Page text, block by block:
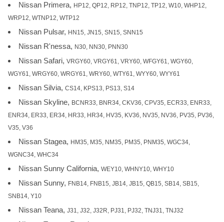
Nissan Primera, HP12, QP12, RP12, TNP12, TP12, W10, WHP12,
WRP12, WTNP12, WTP12
Nissan Pulsar, HN15, JN15, SN15, SNN15
Nissan R'nessa, N30, NN30, PNN30
Nissan Safari, VRGY60, VRGY61, VRY60, WFGY61, WGY60,
WGY61, WRGY60, WRGY61, WRY60, WTY61, WYY60, WYY61
Nissan Silvia, CS14, KPS13, PS13, S14
Nissan Skyline, BCNR33, BNR34, CKV36, CPV35, ECR33, ENR33,
ENR34, ER33, ER34, HR33, HR34, HV35, KV36, NV35, NV36, PV35, PV36,
V35, V36
Nissan Stagea, HM35, M35, NM35, PM35, PNM35, WGC34,
WGNC34, WHC34
Nissan Sunny California, WEY10, WHNY10, WHY10
Nissan Sunny, FNB14, FNB15, JB14, JB15, QB15, SB14, SB15,
SNB14, Y10
Nissan Teana, J31, J32, J32R, PJ31, PJ32, TNJ31, TNJ32